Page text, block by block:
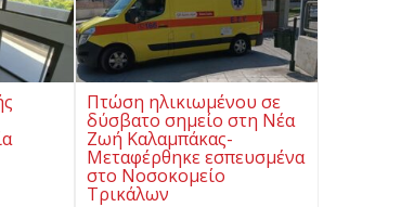
Πτώση ηλικιωμένου σε
δύσβατο σημείο στη Νέα
Ζωή Καλαμπάκας-
Μεταφέρθηκε εσπευσμένα
στο Νοσοκομείο
Τρικάλων